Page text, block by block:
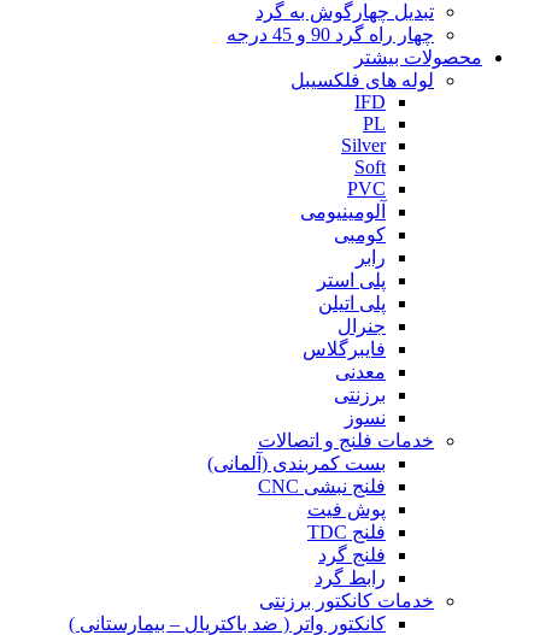
تبدیل چهارگوش به گرد
چهار راه گرد 90 و 45 درجه
محصولات بیشتر
لوله های فلکسیبل
IFD
PL
Silver
Soft
PVC
آلومینیومی
کومبی
رابر
پلی استر
پلی اتیلن
جنرال
فایبرگلاس
معدنی
برزنتی
نسوز
خدمات فلنج و اتصالات
بست کمربندی (آلمانی)
فلنج نبشی CNC
پوش فیت
فلنج TDC
فلنج گرد
رابط گرد
خدمات کانکتور برزنتی
کانکتور واتر ( ضد باکتریال – بیمارستانی )